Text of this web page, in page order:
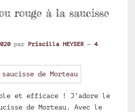
rouge à la saucisse
par Priscilla HEYSER — 4
et efficace ! J’adore le
de Morteau. Avec le